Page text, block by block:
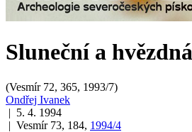
Sluneční a
(Vesmír 72, 365, 1993/7)
Ondřej Ivanek
| 5. 4. 1994
| Vesmír 73, 184, 1994/4